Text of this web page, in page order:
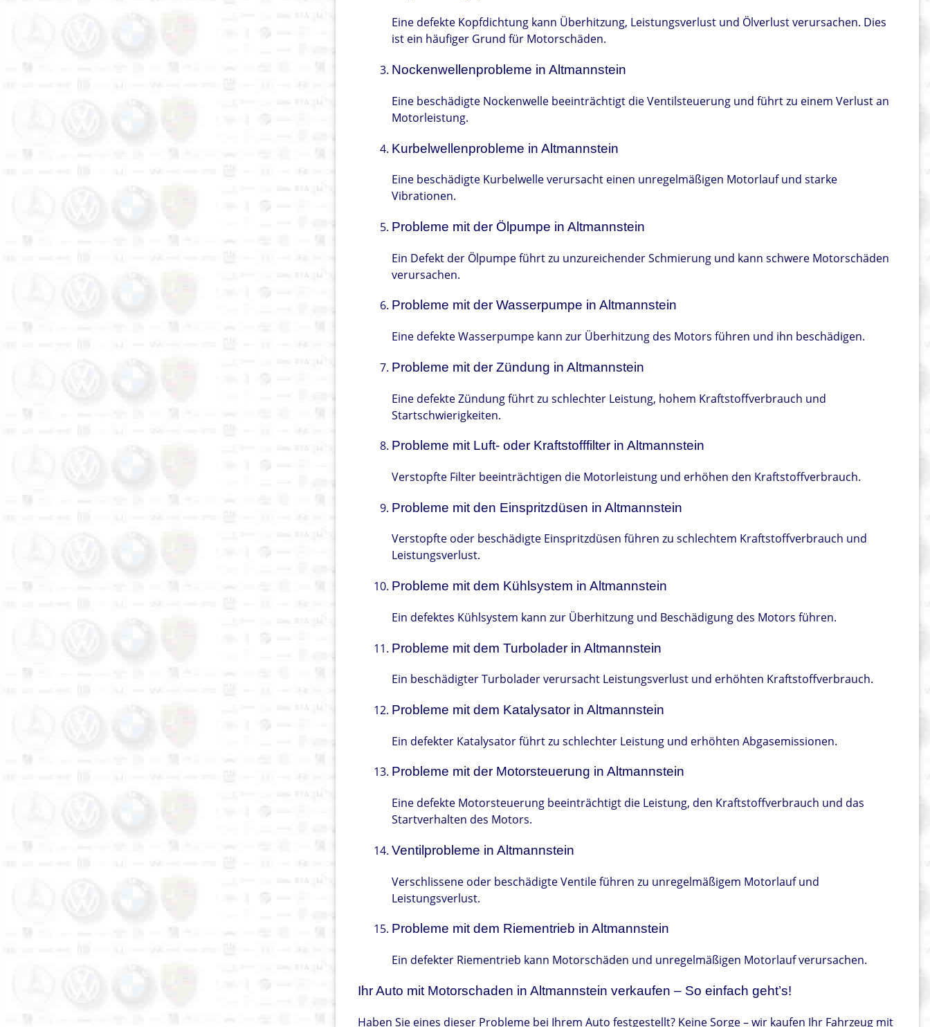
Eine defekte Kopfdichtung kann Überhitzung, Leistungsverlust und Ölverlust verursachen. Dies
ist ein häufiger Grund für Motorschäden.
Nockenwellenprobleme in Altmannstein
Eine beschädigte Nockenwelle beeinträchtigt die Ventilsteuerung und führt zu einem Verlust an
Motorleistung.
Kurbelwellenprobleme in Altmannstein
Eine beschädigte Kurbelwelle verursacht einen unregelmäßigen Motorlauf und starke
Vibrationen.
Probleme mit der Ölpumpe in Altmannstein
Ein Defekt der Ölpumpe führt zu unzureichender Schmierung und kann schwere Motorschäden
verursachen.
Probleme mit der Wasserpumpe in Altmannstein
Eine defekte Wasserpumpe kann zur Überhitzung des Motors führen und ihn beschädigen.
Probleme mit der Zündung in Altmannstein
Eine defekte Zündung führt zu schlechter Leistung, hohem Kraftstoffverbrauch und
Startschwierigkeiten.
Probleme mit Luft- oder Kraftstofffilter in Altmannstein
Verstopfte Filter beeinträchtigen die Motorleistung und erhöhen den Kraftstoffverbrauch.
Probleme mit den Einspritzdüsen in Altmannstein
Verstopfte oder beschädigte Einspritzdüsen führen zu schlechtem Kraftstoffverbrauch und
Leistungsverlust.
Probleme mit dem Kühlsystem in Altmannstein
Ein defektes Kühlsystem kann zur Überhitzung und Beschädigung des Motors führen.
Probleme mit dem Turbolader in Altmannstein
Ein beschädigter Turbolader verursacht Leistungsverlust und erhöhten Kraftstoffverbrauch.
Probleme mit dem Katalysator in Altmannstein
Ein defekter Katalysator führt zu schlechter Leistung und erhöhten Abgasemissionen.
Probleme mit der Motorsteuerung in Altmannstein
Eine defekte Motorsteuerung beeinträchtigt die Leistung, den Kraftstoffverbrauch und das
Startverhalten des Motors.
Ventilprobleme in Altmannstein
Verschlissene oder beschädigte Ventile führen zu unregelmäßigem Motorlauf und
Leistungsverlust.
Probleme mit dem Riementrieb in Altmannstein
Ein defekter Riementrieb kann Motorschäden und unregelmäßigen Motorlauf verursachen.
Ihr Auto mit Motorschaden in Altmannstein verkaufen – So einfach geht’s!
Haben Sie eines dieser Probleme bei Ihrem Auto festgestellt? Keine Sorge – wir kaufen Ihr Fahrzeug mit